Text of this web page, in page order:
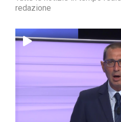
redazione